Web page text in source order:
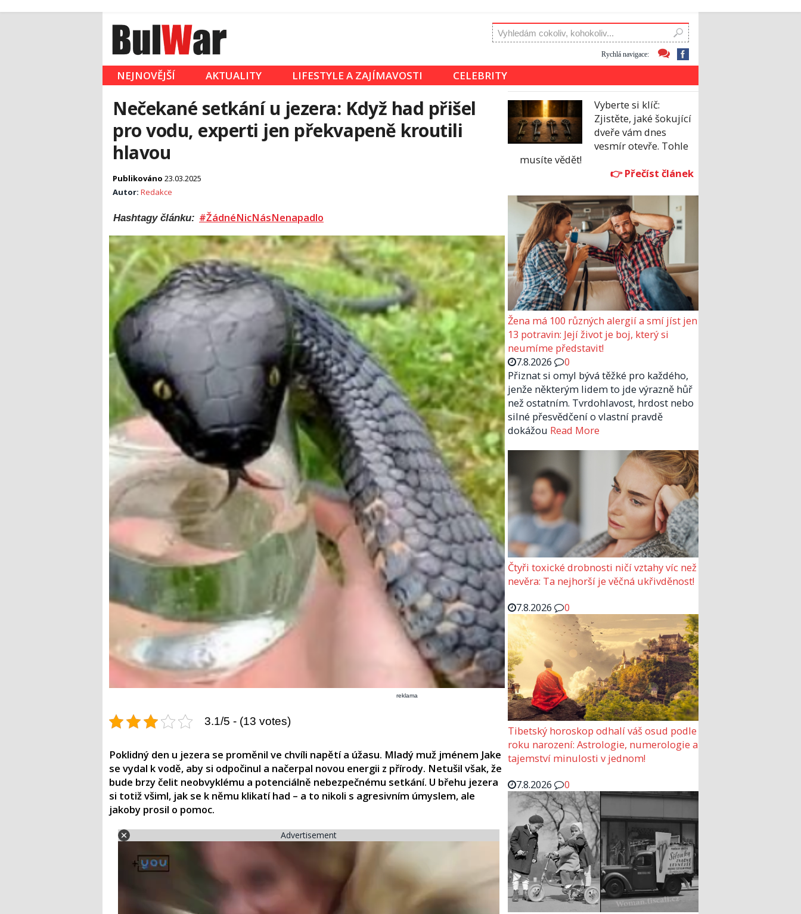
Rychlá navigace:
NEJNOVĚJŠÍ AKTUALITY LIFESTYLE A ZAJÍMAVOSTI CELEBRITY
Nečekané setkání u jezera: Když had přišel
pro vodu, experti jen překvapeně kroutili
hlavou
Publikováno 23.03.2025
Autor: Redakce
Hashtagy článku: #ŽádnéNicNásNenapadlo
reklama
3.1/5 - (13 votes)
Poklidný den u jezera se proměnil ve chvíli napětí a úžasu. Mladý muž jménem Jake
se vydal k vodě, aby si odpočinul a načerpal novou energii z přírody. Netušil však, že
bude brzy čelit neobvyklému a potenciálně nebezpečnému setkání. U břehu jezera
si totiž všiml, jak se k němu klikatí had – a to nikoli s agresivním úmyslem, ale
jakoby prosil o pomoc.
Advertisement
Vyberte si klíč:
Zjistěte, jaké šokující
dveře vám dnes
vesmír otevře. Tohle
musíte vědět!
Žena má 100 různých alergií a smí jíst jen
13 potravin: Její život je boj, který si
neumíme představit!
7.8.2026
0
Přiznat si omyl bývá těžké pro každého,
jenže některým lidem to jde výrazně hůř
než ostatním. Tvrdohlavost, hrdost nebo
silné přesvědčení o vlastní pravdě
dokážou Read More
Čtyři toxické drobnosti ničí vztahy víc než
nevěra: Ta nejhorší je věčná ukřivděnost!
7.8.2026
0
Tibetský horoskop odhalí váš osud podle
roku narození: Astrologie, numerologie a
tajemství minulosti v jednom!
7.8.2026
0